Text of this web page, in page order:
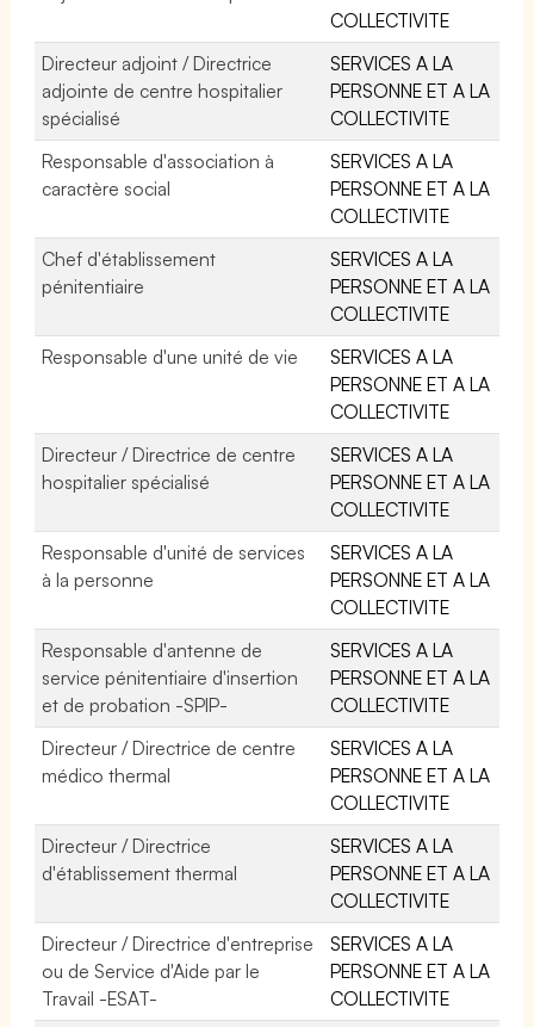
COLLECTIVITE
Directeur adjoint / Directrice
adjointe de centre hospitalier
spécialisé
SERVICES A LA
PERSONNE ET A LA
COLLECTIVITE
Responsable d'association à
caractère social
SERVICES A LA
PERSONNE ET A LA
COLLECTIVITE
Chef d'établissement
pénitentiaire
SERVICES A LA
PERSONNE ET A LA
COLLECTIVITE
Responsable d'une unité de vie
SERVICES A LA
PERSONNE ET A LA
COLLECTIVITE
Directeur / Directrice de centre
hospitalier spécialisé
SERVICES A LA
PERSONNE ET A LA
COLLECTIVITE
Responsable d'unité de services
à la personne
SERVICES A LA
PERSONNE ET A LA
COLLECTIVITE
Responsable d'antenne de
service pénitentiaire d'insertion
et de probation -SPIP-
SERVICES A LA
PERSONNE ET A LA
COLLECTIVITE
Directeur / Directrice de centre
médico thermal
SERVICES A LA
PERSONNE ET A LA
COLLECTIVITE
Directeur / Directrice
d'établissement thermal
SERVICES A LA
PERSONNE ET A LA
COLLECTIVITE
Directeur / Directrice d'entreprise
ou de Service d'Aide par le
Travail -ESAT-
SERVICES A LA
PERSONNE ET A LA
COLLECTIVITE